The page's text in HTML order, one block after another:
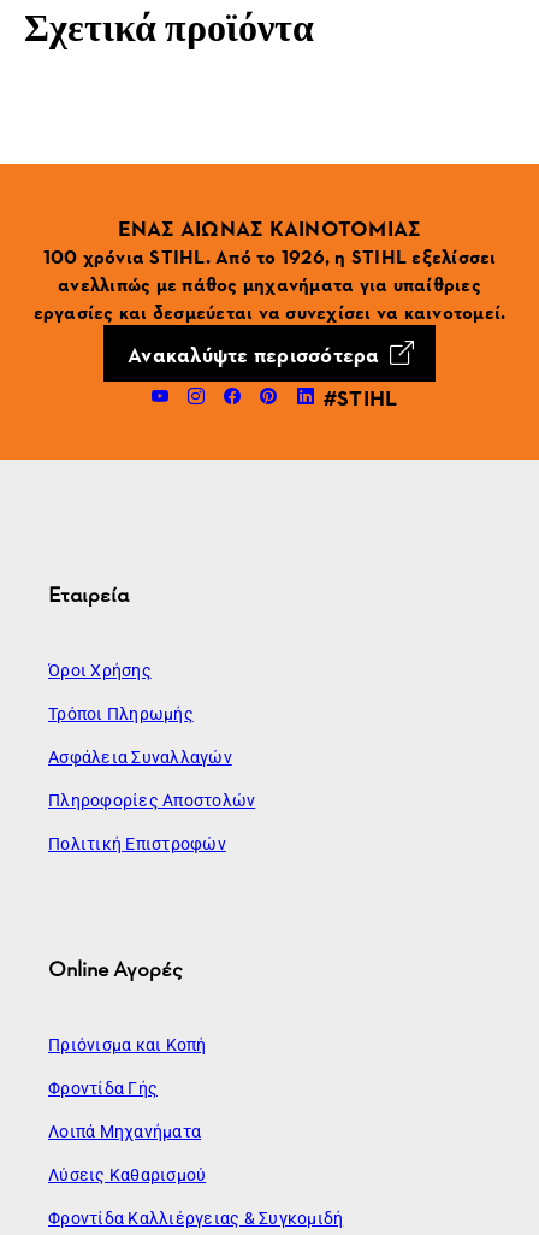
Σχετικά προϊόντα
ΕΝΑΣ ΑΙΩΝΑΣ ΚΑΙΝΟΤΟΜΙΑΣ
100 χρόνια STIHL. Από το 1926, η STIHL εξελίσσει
ανελλιπώς με πάθος μηχανήματα για υπαίθριες
εργασίες και δεσμεύεται να συνεχίσει να καινοτομεί.
Ανακαλύψτε περισσότερα
#STIHL
Εταιρεία
Όροι Χρήσης
Τρόποι Πληρωμής
Ασφάλεια Συναλλαγών
Πληροφορίες Αποστολών
Πολιτική Επιστροφών
Online Αγορές
Πριόνισμα και Κοπή
Φροντίδα Γής
Λοιπά Μηχανήματα
Λύσεις Καθαρισμού
Φροντίδα Καλλιέργειας & Συγκομιδή